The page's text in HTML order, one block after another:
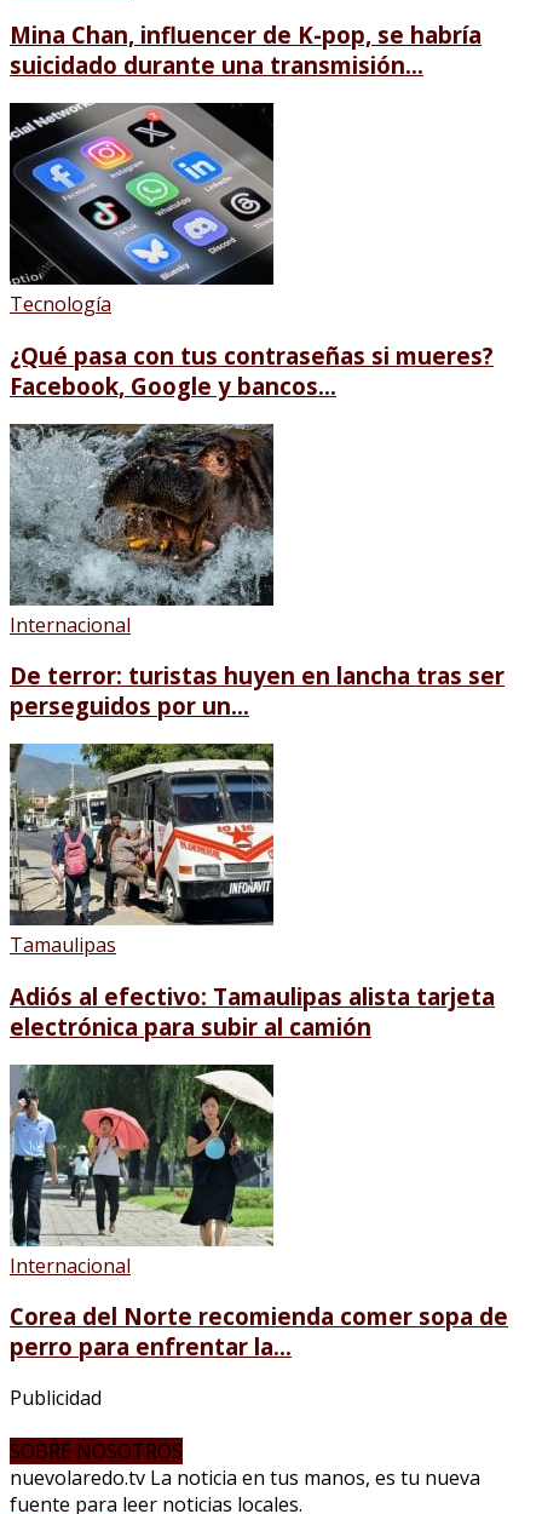
Mina Chan, influencer de K-pop, se habría
suicidado durante una transmisión...
Tecnología
¿Qué pasa con tus contraseñas si mueres?
Facebook, Google y bancos...
Internacional
De terror: turistas huyen en lancha tras ser
perseguidos por un...
Tamaulipas
Adiós al efectivo: Tamaulipas alista tarjeta
electrónica para subir al camión
Internacional
Corea del Norte recomienda comer sopa de
perro para enfrentar la...
Publicidad
SOBRE NOSOTROS
nuevolaredo.tv La noticia en tus manos, es tu nueva
fuente para leer noticias locales.